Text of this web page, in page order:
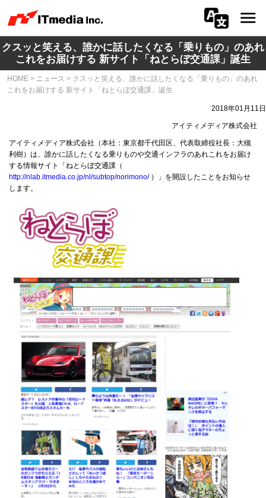
会社情報
ニュース
サステナビリティ
プライバシー
メディア一覧
広告サービス
クスッと笑える、誰かに話したくなる「乗りもの」のあれ
これをお届けする 新サイト「ねとらぼ交通課」誕生
HOME > ニュース > クスッと笑える、誰かに話したくなる「乗りもの」のあれ
これをお届けする 新サイト「ねとらぼ交通課」誕生
2018年01月11日
アイティメディア株式会社
アイティメディア株式会社（本社：東京都千代田区、代表取締役社長：大槻
利樹）は、誰かに話したくなる乗りものや交通インフラのあれこれをお届け
する情報サイト「ねとらぼ交通課（
http://nlab.itmedia.co.jp/nl/subtop/norimono/）」を開設したことをお知らせ
します。